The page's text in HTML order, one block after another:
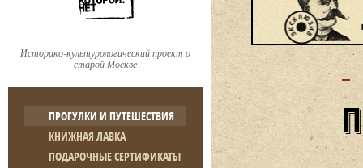
Историко-культурологический проект о
старой Москве
ПРОГУЛКИ И ПУТЕШЕСТВИЯ
КНИЖНАЯ ЛАВКА
ПОДАРОЧНЫЕ СЕРТИФИКАТЫ